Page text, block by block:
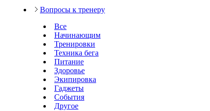
Вопросы к тренеру
Все
Начинающим
Тренировки
Техника бега
Питание
Здоровье
Экипировка
Гаджеты
События
Другое